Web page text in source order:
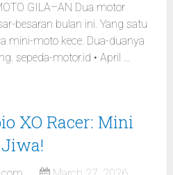
GILA–AN Dua motor
besaran bulan ini. Yang satu
mini-moto kece. Dua-duanya
sepeda-motor.id • April …
XO Racer: Mini